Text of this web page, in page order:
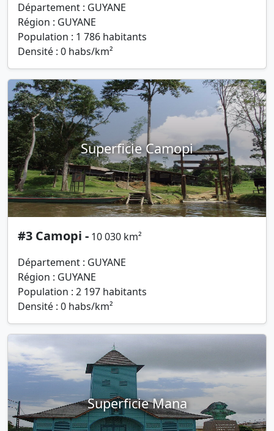
Département : GUYANE
Région : GUYANE
Population : 1 786 habitants
Densité : 0 habs/km²
Superficie Camopi
#3 Camopi - 10 030 km²
Département : GUYANE
Région : GUYANE
Population : 2 197 habitants
Densité : 0 habs/km²
Superficie Mana